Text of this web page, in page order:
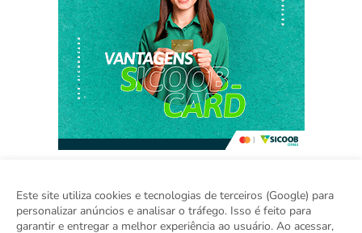
Home Sobre Contato
Sugestão de Pauta
Este site utiliza cookies e tecnologias de terceiros (Google) para
personalizar anúncios e analisar o tráfego. Isso é feito para
garantir e entregar a melhor experiência ao usuário. Ao acessar,